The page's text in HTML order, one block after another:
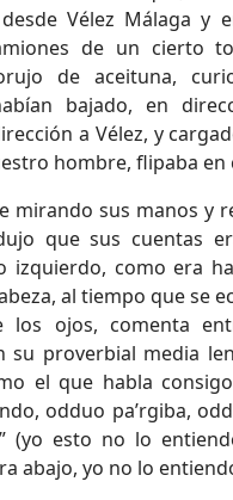
Vélez Málaga y
de un cierto
de aceituna,
bajado, en
a Vélez, y
hombre, flipaba en
mirando sus manos y
que sus cuentas
izquierdo, como era
al tiempo que se
los ojos, comenta
su proverbial media
el que habla consigo
odduo pa’rgiba,
(yo esto no lo
abajo, yo no lo